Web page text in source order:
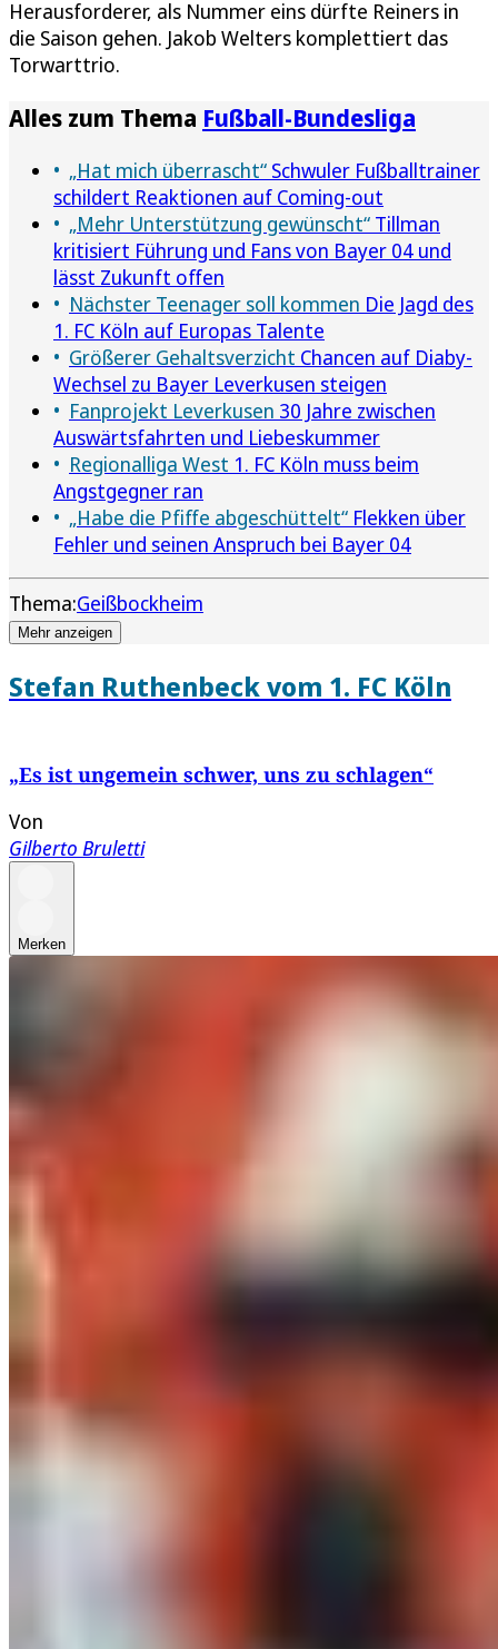
Herausforderer, als Nummer eins dürfte Reiners in
die Saison gehen. Jakob Welters komplettiert das
Torwarttrio.
Alles zum Thema Fußball-Bundesliga
„Hat mich überrascht“ Schwuler Fußballtrainer
schildert Reaktionen auf Coming-out
„Mehr Unterstützung gewünscht“ Tillman
kritisiert Führung und Fans von Bayer 04 und
lässt Zukunft offen
Nächster Teenager soll kommen Die Jagd des
1. FC Köln auf Europas Talente
Größerer Gehaltsverzicht Chancen auf Diaby-
Wechsel zu Bayer Leverkusen steigen
Fanprojekt Leverkusen 30 Jahre zwischen
Auswärtsfahrten und Liebeskummer
Regionalliga West 1. FC Köln muss beim
Angstgegner ran
„Habe die Pfiffe abgeschüttelt“ Flekken über
Fehler und seinen Anspruch bei Bayer 04
Thema:Geißbockheim
Mehr anzeigen
Stefan Ruthenbeck vom 1. FC Köln
„Es ist ungemein schwer, uns zu schlagen“
Von
Gilberto Bruletti
Merken